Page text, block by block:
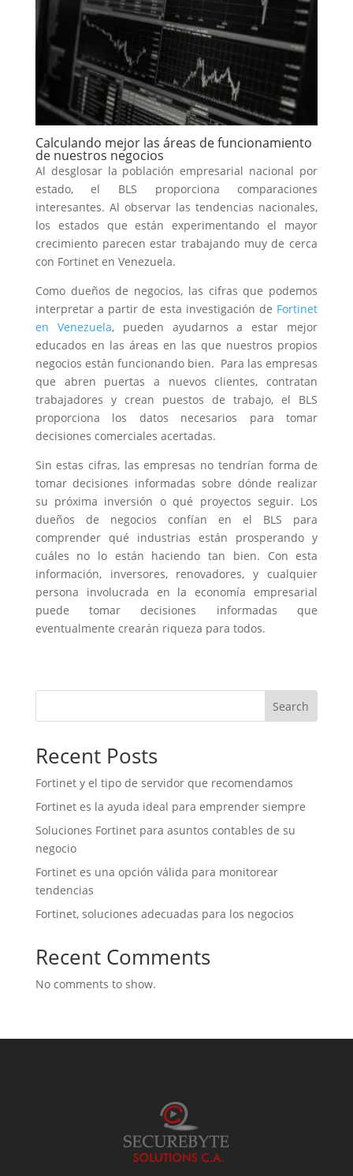
Calculando mejor las áreas de funcionamiento
de nuestros negocios
Al desglosar la población empresarial nacional por
estado, el BLS proporciona comparaciones
interesantes. Al observar las tendencias nacionales,
los estados que están experimentando el mayor
crecimiento parecen estar trabajando muy de cerca
con Fortinet en Venezuela.
Como dueños de negocios, las cifras que podemos
interpretar a partir de esta investigación de Fortinet
en Venezuela, pueden ayudarnos a estar mejor
educados en las áreas en las que nuestros propios
negocios están funcionando bien. Para las empresas
que abren puertas a nuevos clientes, contratan
trabajadores y crean puestos de trabajo, el BLS
proporciona los datos necesarios para tomar
decisiones comerciales acertadas.
Sin estas cifras, las empresas no tendrían forma de
tomar decisiones informadas sobre dónde realizar
su próxima inversión o qué proyectos seguir. Los
dueños de negocios confían en el BLS para
comprender qué industrias están prosperando y
cuáles no lo están haciendo tan bien. Con esta
información, inversores, renovadores, y cualquier
persona involucrada en la economía empresarial
puede tomar decisiones informadas que
eventualmente crearán riqueza para todos.
Search
Recent Posts
Fortinet y el tipo de servidor que recomendamos
Fortinet es la ayuda ideal para emprender siempre
Soluciones Fortinet para asuntos contables de su
negocio
Fortinet es una opción válida para monitorear
tendencias
Fortinet, soluciones adecuadas para los negocios
Recent Comments
No comments to show.